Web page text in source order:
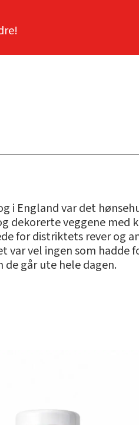
i England var det
dekorerte veggene
for distriktets rever og
var vel ingen som
går ute hele dagen.